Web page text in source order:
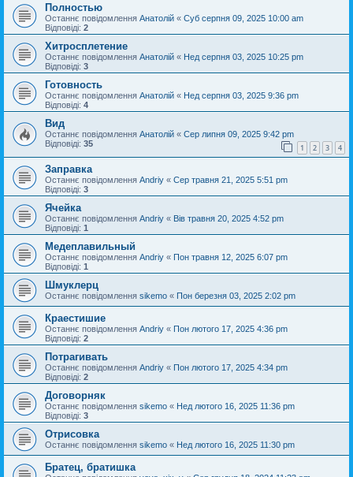
Полностью
Останнє повідомлення Анатолій « Суб серпня 09, 2025 10:00 am
Відповіді: 2
Хитросплетение
Останнє повідомлення Анатолій « Нед серпня 03, 2025 10:25 pm
Відповіді: 3
Готовность
Останнє повідомлення Анатолій « Нед серпня 03, 2025 9:36 pm
Відповіді: 4
Вид
Останнє повідомлення Анатолій « Сер липня 09, 2025 9:42 pm
Відповіді: 35 1 2 3 4
Заправка
Останнє повідомлення Andriy « Сер травня 21, 2025 5:51 pm
Відповіді: 3
Ячейка
Останнє повідомлення Andriy « Вів травня 20, 2025 4:52 pm
Відповіді: 1
Медеплавильный
Останнє повідомлення Andriy « Пон травня 12, 2025 6:07 pm
Відповіді: 1
Шмуклерц
Останнє повідомлення sikemo « Пон березня 03, 2025 2:02 pm
Краестишие
Останнє повідомлення Andriy « Пон лютого 17, 2025 4:36 pm
Відповіді: 2
Потрагивать
Останнє повідомлення Andriy « Пон лютого 17, 2025 4:34 pm
Відповіді: 2
Договорняк
Останнє повідомлення sikemo « Нед лютого 16, 2025 11:36 pm
Відповіді: 3
Отрисовка
Останнє повідомлення sikemo « Нед лютого 16, 2025 11:30 pm
Братец, братишка